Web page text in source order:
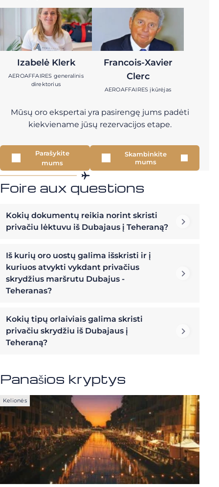
Izabelė Klerk
AEROAFFAIRES generalinis
direktorius
Francois-Xavier
Clerc
AEROAFFAIRES įkūrėjas
Mūsų oro ekspertai yra pasirengę jums padėti
kiekviename jūsų rezervacijos etape.
Parašykite
mums
Skambinkite
mums
Foire aux questions
Kokių dokumentų reikia norint skristi
privačiu lėktuvu iš Dubajaus į Teheraną?
Iš kurių oro uostų galima išskristi ir į
kuriuos atvykti vykdant privačius
skrydžius maršrutu Dubajus -
Teheranas?
Kokių tipų orlaiviais galima skristi
privačiu skrydžiu iš Dubajaus į
Teheraną?
Panašios kryptys
Kelionės